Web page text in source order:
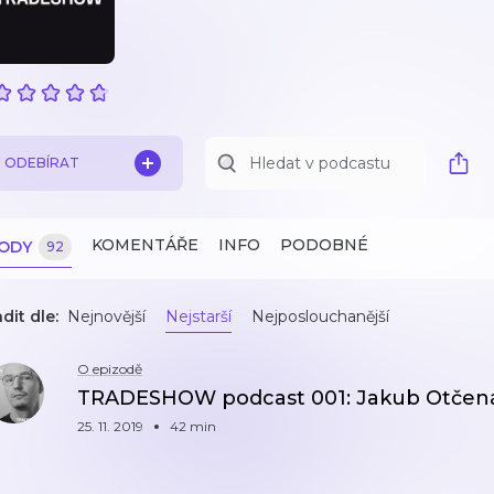
ODEBÍRAT
92 KOMENTÁŘE INFO PODOBNÉ
dle: Nejnovější Nejstarší Nejposlouchanější
O epizodě
TRADESHOW podcast 001: Jakub
25. 11. 2019 42 min